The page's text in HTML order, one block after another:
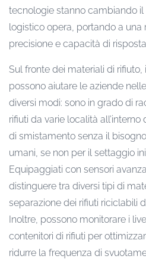
tecnologie stanno cambiando
logistico opera, portando a una
precisione e capacità di
Sul fronte dei materiali di
possono aiutare le aziende
diversi modi: sono in grado di
rifiuti da varie località all’interno
di smistamento senza il
umani, se non per il settaggio
Equipaggiati con sensori
distinguere tra diversi tipi di
separazione dei rifiuti riciclabili
Inoltre, possono monitorare i
contenitori di rifiuti per
ridurre la frequenza di